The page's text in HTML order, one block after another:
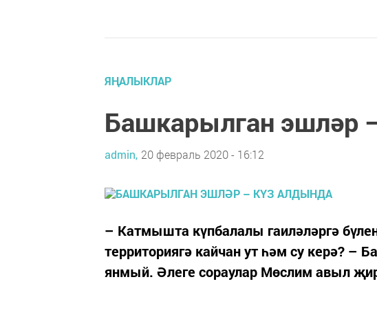
ЯҢАЛЫКЛАР
Башкарылган эшләр
admin, 20 февраль 2020 - 16:12
– Катмышта күпбалалы гаиләләргә
территориягә кайчан ут һәм су керә? –
янмый. Әлеге сораулар Мөслим авыл